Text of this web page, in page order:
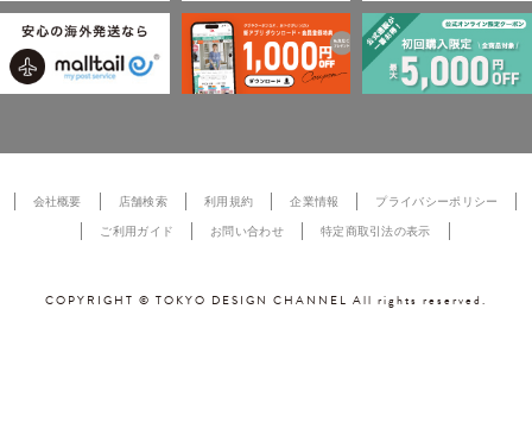
会社概要 店舗検索 利用規約 企業情報 プライバシーポリシー
ご利用ガイド お問い合わせ 特定商取引法の表示
COPYRIGHT © TOKYO DESIGN CHANNEL All rights reserved.